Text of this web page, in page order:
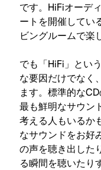
です。HiFiオーデ
ートを開催してい
ビングルームで楽
でも「HiFi」とい
な要因だけでなく
ます。標準的な
最も鮮明なサウン
考える人もいるか
なサウンドをお好
の声を聴き出した
る瞬間を聴いたり